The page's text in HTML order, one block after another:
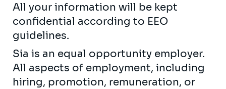
All your information will be kept
confidential according to EEO
guidelines.
Sia is an equal opportunity employer.
All aspects of employment, including
hiring, promotion, remuneration, or